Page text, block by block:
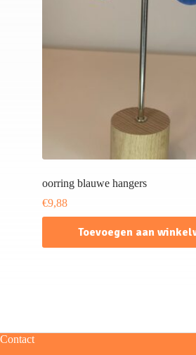
oorring blauwe hangers
€9,88
Toevoegen aan
Contact